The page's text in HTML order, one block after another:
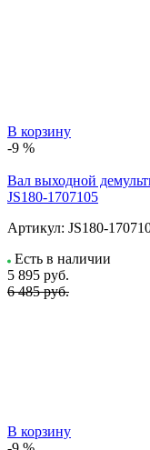
В корзину
-9 %
Вал выходной
JS180-1707105
Артикул: JS180-
Есть в наличии
5 895 руб.
6 485 руб.
В корзину